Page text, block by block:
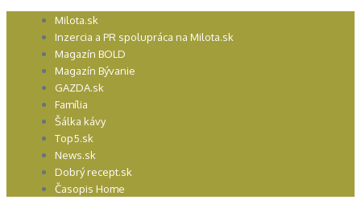
Preskočiť Milota.sk
Inzercia a PR spolupráca na Milota.sk
Magazín BOLD
Magazín Bývanie
GAZDA.sk
Família
Šálka kávy
Top5.sk
News.sk
Dobrý recept.sk
Časopis Home